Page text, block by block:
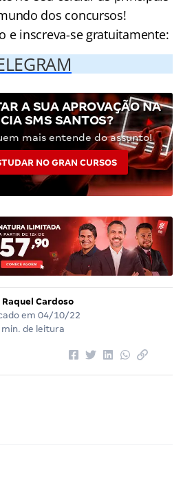
dos concursos!
e inscreva-se gratuitamente:
A SUA APROVAÇÃO NA
SMS SANTOS?
mais entende do assunto!
NO GRAN CURSOS
Raquel Cardoso
em 04/10/22
min. de leitura